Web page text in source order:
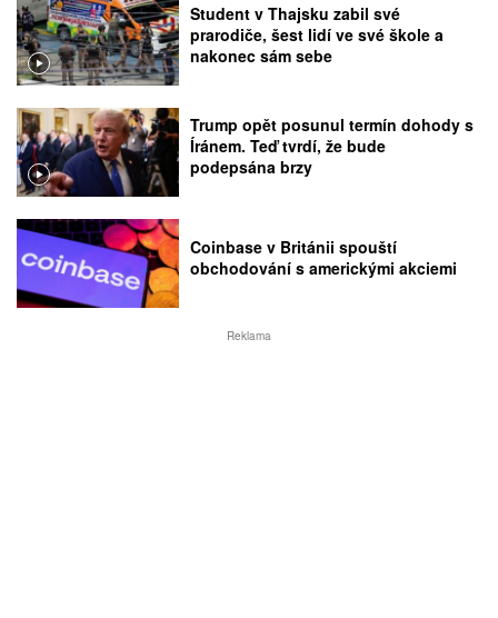
Student v Thajsku zabil své
prarodiče, šest lidí ve své škole a
nakonec sám sebe
Trump opět posunul termín dohody s
Íránem. Teď tvrdí, že bude
podepsána brzy
Coinbase v Británii spouští
obchodování s americkými akciemi
Reklama